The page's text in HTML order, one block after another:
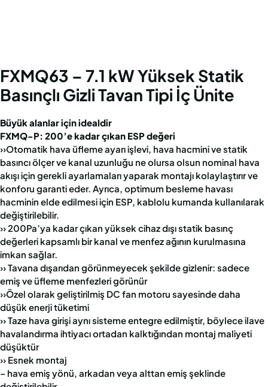
FXMQ63 – 7.1 kW Yüksek Statik
Basınçlı Gizli Tavan Tipi İç Ünite
Büyük alanlar için idealdir
FXMQ-P: 200’e kadar çıkan ESP değeri
››Otomatik hava üfleme ayarı işlevi, hava hacmini ve statik
basıncı ölçer ve kanal uzunluğu ne olursa olsun nominal hava
akışı için gerekli ayarlamaları yaparak montajı kolaylaştırır ve
konforu garanti eder. Ayrıca, optimum besleme havası
hacminin elde edilmesi için ESP, kablolu kumanda kullanılarak
değiştirilebilir.
›› 200Pa’ya kadar çıkan yüksek cihaz dışı statik basınç
değerleri kapsamlı bir kanal ve menfez ağının kurulmasına
imkan sağlar.
›› Tavana dışarıdan görünmeyecek şekilde gizlenir: sadece
emiş ve üfleme menfezleri görünür
››Özel olarak geliştirilmiş DC fan motoru sayesinde daha
düşük enerji tüketimi
›› Taze hava girişi aynı sisteme entegre edilmiştir, böylece ilave
havalandırma ihtiyacı ortadan kalktığından montaj maliyeti
düşüktür
›› Esnek montaj
– hava emiş yönü, arkadan veya alttan emiş şeklinde